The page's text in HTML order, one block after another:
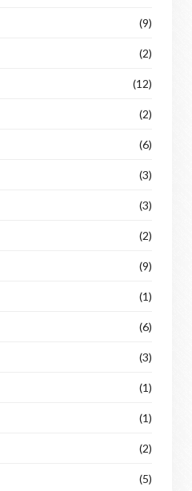
(9)
(2)
(12)
(2)
(6)
(3)
(3)
(2)
(9)
(1)
(6)
(3)
(1)
(1)
(2)
(5)